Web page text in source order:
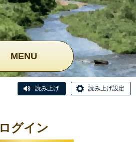
MENU
読み上げ 読み上げ設定
ログイン